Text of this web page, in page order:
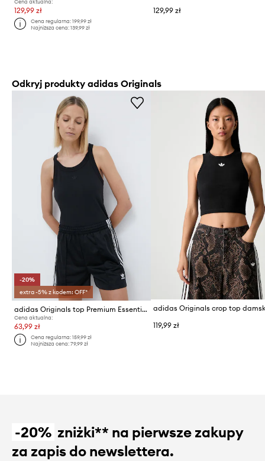
Cena aktualna:
129,99 zł
Cena regularna:199,99 zł
Najniższa cena:139,99 zł
129,99 zł
Odkryj produkty adidas Originals
-20%
extra -5% z kodem: OFF*
adidas Originals top Premium Essentials Tank Top
Cena aktualna:
63,99 zł
Cena regularna:159,99 zł
Najniższa cena:79,99 zł
119,99 zł
-20% zniżki** na pierwsze zakupy
za zapis do newslettera.